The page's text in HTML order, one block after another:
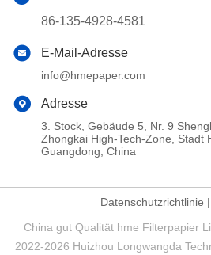
86-135-4928-4581
E-Mail-Adresse
info@hmepaper.com
Adresse
3. Stock, Gebäude 5, Nr. 9
Zhongkai High-Tech-Zone, Stadt
Guangdong, China
Datenschutzrichtlinie |
China gut Qualität hme Filterpapier
2022-2026 Huizhou Longwangda